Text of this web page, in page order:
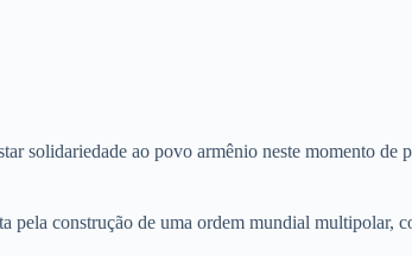
ao povo armênio neste momento de
pela construção de uma ordem mundial multipolar,